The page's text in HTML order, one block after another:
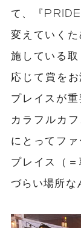
て、『
変えていく
施している
応じて賞を
プレイスが
カラフルカ
にとってフ
プレイス（
づらい場所な